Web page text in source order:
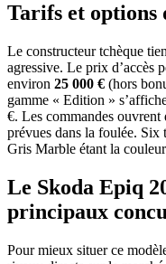
Tarifs et options
Le constructeur tchèque
agressive. Le prix d’accès
environ 25 000 € (hors
gamme « Edition »
€. Les commandes ouvrent
prévues dans la foulée. Six
Gris Marble étant la
Le Skoda Epiq
principaux
Pour mieux situer ce